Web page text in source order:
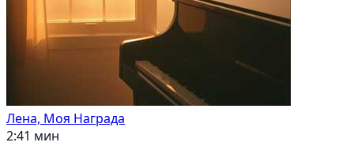
Лена, Моя Награда
2:41 мин